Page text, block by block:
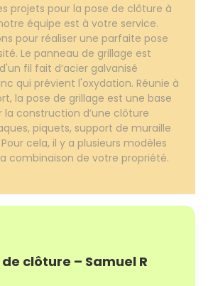
projets pour la pose de clôture à
équipe est à votre service.
pour réaliser une parfaite pose
Le panneau de grillage est
fil fait d’acier galvanisé
qui prévient l'oxydation. Réunie à
la pose de grillage est une base
la construction d’une clôture
piquets, support de muraille
cela, il y a plusieurs modèles
combinaison de votre propriété.
clôture – Samuel R